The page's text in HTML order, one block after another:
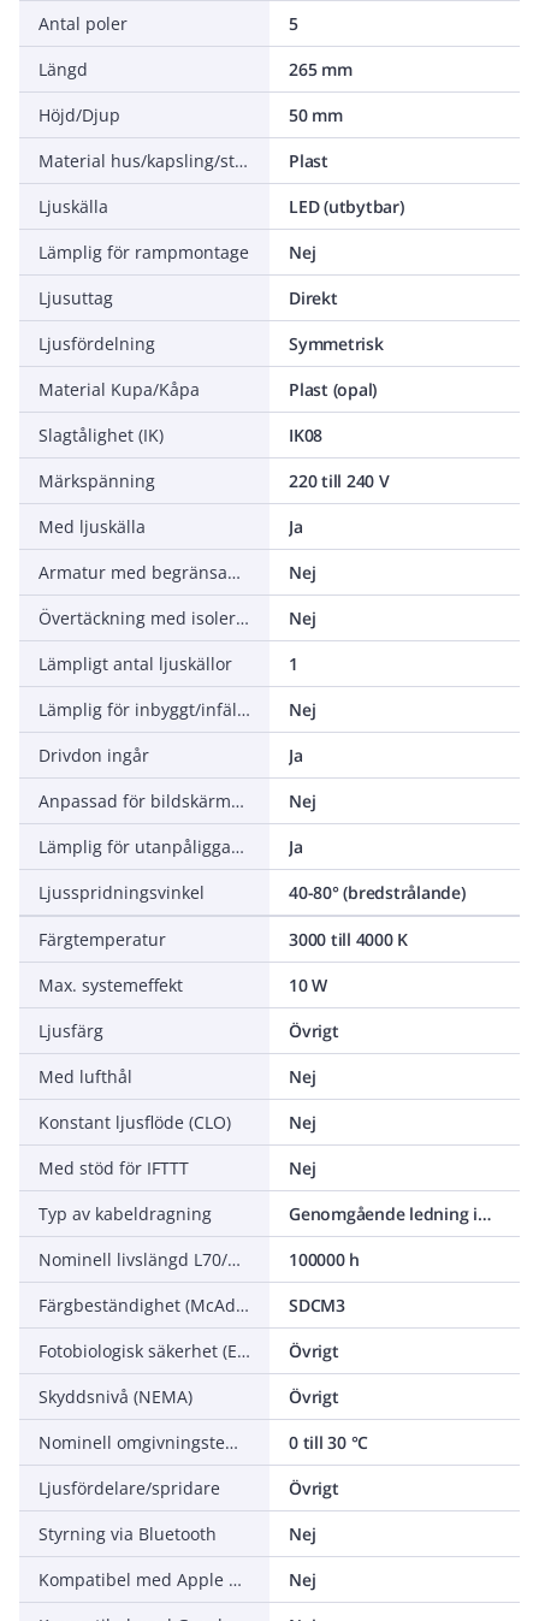
Antal poler
5
Längd
265 mm
Höjd/Djup
50 mm
Material hus/kapsling/stomme
Plast
Ljuskälla
LED (utbytbar)
Lämplig för rampmontage
Nej
Ljusuttag
Direkt
Ljusfördelning
Symmetrisk
Material Kupa/Kåpa
Plast (opal)
Slagtålighet (IK)
IK08
Märkspänning
220 till 240 V
Med ljuskälla
Ja
Armatur med begränsad yttemperatur "D" (EN 60598-2-24)
Nej
Övertäckning med isolering
Nej
Lämpligt antal ljuskällor
1
Lämplig för inbyggt/infällt montage
Nej
Drivdon ingår
Ja
Anpassad för bildskärmsarbete (EN 12464-1)
Nej
Lämplig för utanpåliggande montage
Ja
Ljusspridningsvinkel
40-80° (bredstrålande)
Färgtemperatur
3000 till 4000 K
Max. systemeffekt
10 W
Ljusfärg
Övrigt
Med lufthål
Nej
Konstant ljusflöde (CLO)
Nej
Med stöd för IFTTT
Nej
Typ av kabeldragning
Genomgående ledning inkluderad
Nominell livslängd L70/B50 vid 25 °C
100000 h
Färgbeständighet (McAdam ellipse)
SDCM3
Fotobiologisk säkerhet (EN 62471)
Övrigt
Skyddsnivå (NEMA)
Övrigt
Nominell omgivningstemperatur enligt IEC 62722-2-1
0 till 30 °C
Ljusfördelare/spridare
Övrigt
Styrning via Bluetooth
Nej
Kompatibel med Apple HomeKit
Nej